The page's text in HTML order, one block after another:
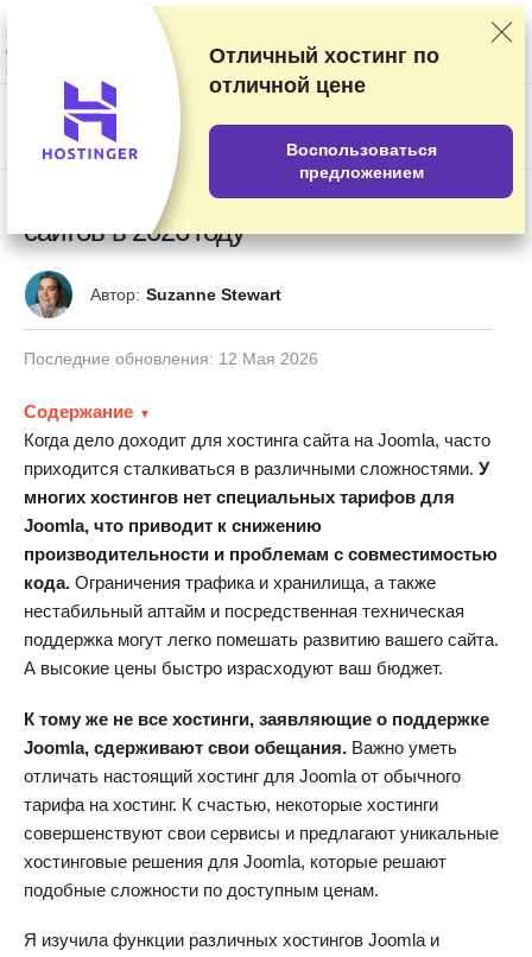
Мы оцениваем продавцов по результатам тщательного тестирования и
изучения, а также учитываем ваши отзывы и наши коммерческие
соглашения с провайдерами. На данной странице содержатся
Раскрытие информации о рекламе
US$
6 лучших хостингов Joomla: создание
сайтов в 2026 году
Автор: Suzanne Stewart
Последние обновления: 12 Мая 2026
Содержание
Когда дело доходит для хостинга сайта на Joomla, часто
приходится сталкиваться в различными сложностями. У
многих хостингов нет специальных тарифов для
Joomla, что приводит к снижению
производительности и проблемам с совместимостью
кода. Ограничения трафика и хранилища, а также
нестабильный аптайм и посредственная техническая
поддержка могут легко помешать развитию вашего сайта.
А высокие цены быстро израсходуют ваш бюджет.
К тому же не все хостинги, заявляющие о поддержке
Joomla, сдерживают свои обещания. Важно уметь
отличать настоящий хостинг для Joomla от обычного
тарифа на хостинг. К счастью, некоторые хостинги
совершенствуют свои сервисы и предлагают уникальные
хостинговые решения для Joomla, которые решают
подобные сложности по доступным ценам.
Я изучила функции различных хостингов Joomla и
Отличный хостинг по
отличной цене
Воспользоваться
предложением